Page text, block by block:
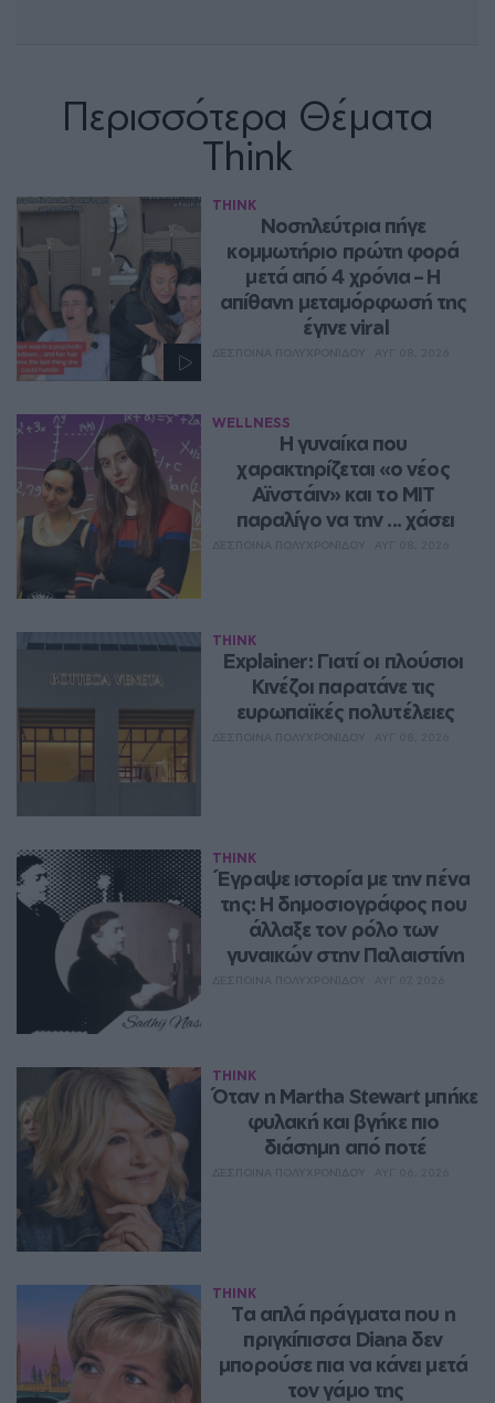
Περισσότερα Θέματα
Think
THINK
Νοσηλεύτρια πήγε
κομμωτήριο πρώτη φορά
μετά από 4 χρόνια – Η
απίθανη μεταμόρφωσή της
έγινε viral
WELLNESS
Η γυναίκα που
χαρακτηρίζεται «ο νέος
Αϊνστάιν» και το MIT
παραλίγο να την ... χάσει
THINK
Explainer: Γιατί οι πλούσιοι
Κινέζοι παρατάνε τις
ευρωπαϊκές πολυτέλειες
THINK
Έγραψε ιστορία με την πένα
της: Η δημοσιογράφος που
άλλαξε τον ρόλο των
γυναικών στην Παλαιστίνη
THINK
Όταν η Martha Stewart μπήκε
φυλακή και βγήκε πιο
διάσημη από ποτέ
THINK
Τα απλά πράγματα που η
πριγκίπισσα Diana δεν
μπορούσε πια να κάνει μετά
τον γάμο της